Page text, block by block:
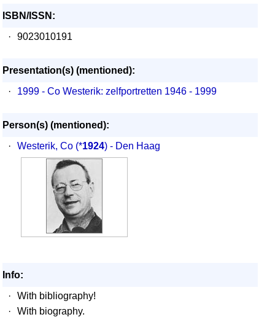
ISBN/ISSN:
·
9023010191
Presentation(s) (mentioned):
·
1999 - Co Westerik: zelfportretten 1946 - 1999
Person(s) (mentioned):
·
Westerik, Co (*1924) - Den Haag
Info:
·
With bibliography!
·
With biography.